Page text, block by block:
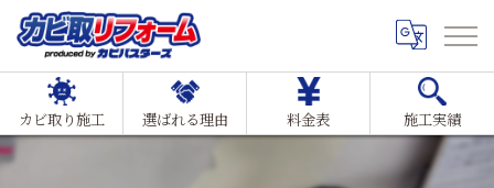
カビ取り施工 選ばれる理由 料金表 施工実績